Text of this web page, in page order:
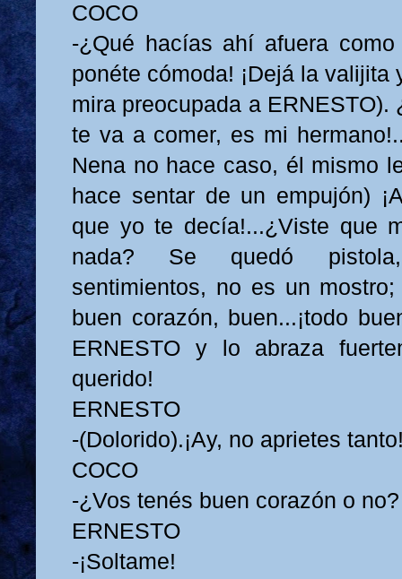
COCO
-¿Qué hacías ahí afuera como
ponéte cómoda! ¡Dejá la valijita
mira preocupada a ERNESTO).
te va a comer, es mi
Nena no hace caso, él mismo
hace sentar de un empujón)
que yo te decía!...¿Viste que
nada? Se quedó
sentimientos, no es un
buen corazón, buen...¡todo
ERNESTO y lo abraza
querido!
ERNESTO
-(Dolorido).¡Ay, no aprietes
COCO
-¿Vos tenés buen corazón o no?
ERNESTO
-¡Soltame!